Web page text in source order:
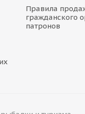
Правила
гражданского
патронов